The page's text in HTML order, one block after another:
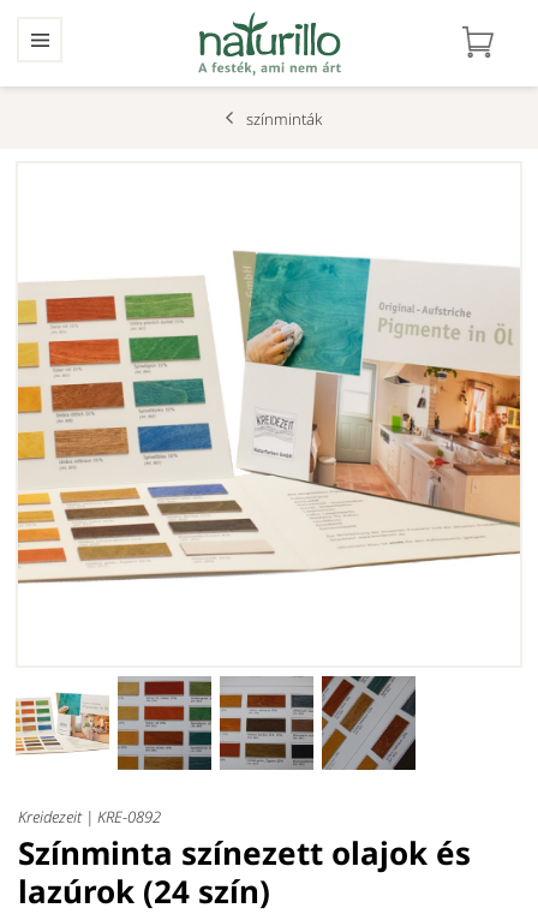
színminták
Kreidezeit | KRE-0892
Színminta színezett olajok és
lazúrok (24 szín)